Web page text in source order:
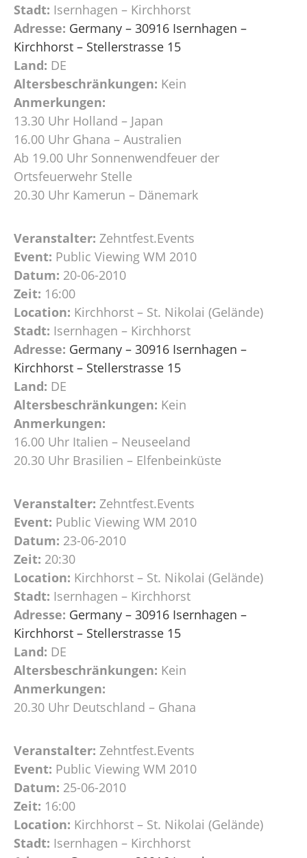
Stadt: Isernhagen – Kirchhorst
Adresse: Germany – 30916 Isernhagen –
Kirchhorst – Stellerstrasse 15
Land: DE
Altersbeschränkungen: Kein
Anmerkungen:
13.30 Uhr Holland – Japan
16.00 Uhr Ghana – Australien
Ab 19.00 Uhr Sonnenwendfeuer der
Ortsfeuerwehr Stelle
20.30 Uhr Kamerun – Dänemark
Veranstalter: Zehntfest.Events
Event: Public Viewing WM 2010
Datum: 20-06-2010
Zeit: 16:00
Location: Kirchhorst – St. Nikolai (Gelände)
Stadt: Isernhagen – Kirchhorst
Adresse: Germany – 30916 Isernhagen –
Kirchhorst – Stellerstrasse 15
Land: DE
Altersbeschränkungen: Kein
Anmerkungen:
16.00 Uhr Italien – Neuseeland
20.30 Uhr Brasilien – Elfenbeinküste
Veranstalter: Zehntfest.Events
Event: Public Viewing WM 2010
Datum: 23-06-2010
Zeit: 20:30
Location: Kirchhorst – St. Nikolai (Gelände)
Stadt: Isernhagen – Kirchhorst
Adresse: Germany – 30916 Isernhagen –
Kirchhorst – Stellerstrasse 15
Land: DE
Altersbeschränkungen: Kein
Anmerkungen:
20.30 Uhr Deutschland – Ghana
Veranstalter: Zehntfest.Events
Event: Public Viewing WM 2010
Datum: 25-06-2010
Zeit: 16:00
Location: Kirchhorst – St. Nikolai (Gelände)
Stadt: Isernhagen – Kirchhorst